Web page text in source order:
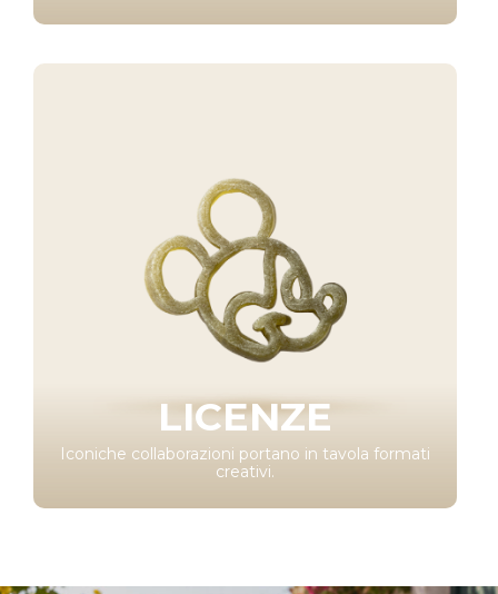
LICENZE
Iconiche collaborazioni portano in tavola formati
creativi.